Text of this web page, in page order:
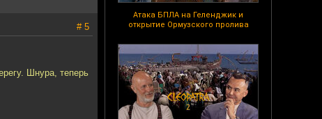
Атака БПЛА на Геленджик и
открытие Ормузского пролива
# 5
Шнура, теперь